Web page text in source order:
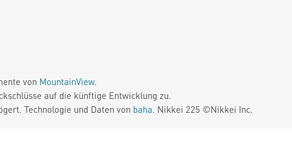
von MountainView.
auf die künftige Entwicklung zu.
Technologie und Daten von baha. Nikkei 225 ©Nikkei Inc.